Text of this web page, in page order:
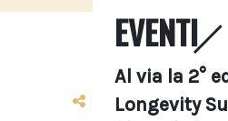
EVENTI
Al via la 2°
Longevity